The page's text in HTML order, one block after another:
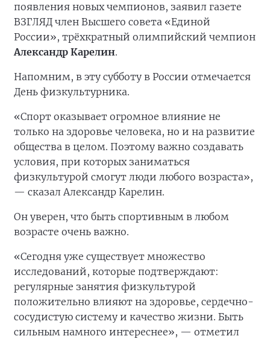
появления новых чемпионов, заявил газете
ВЗГЛЯД член Высшего совета «Единой
России», трёхкратный олимпийский чемпион
Александр Карелин.
Напомним, в эту субботу в России отмечается
День физкультурника.
«Спорт оказывает огромное влияние не
только на здоровье человека, но и на развитие
общества в целом. Поэтому важно создавать
условия, при которых заниматься
физкультурой смогут люди любого возраста»,
— сказал Александр Карелин.
Он уверен, что быть спортивным в любом
возрасте очень важно.
«Сегодня уже существует множество
исследований, которые подтверждают:
регулярные занятия физкультурой
положительно влияют на здоровье, сердечно-
сосудистую систему и качество жизни. Быть
сильным намного интереснее», — отметил